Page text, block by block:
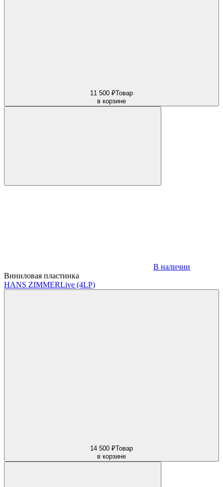
11 500 ₽Товар
в корзине
В наличии
Виниловая пластинка
HANS ZIMMERLive (4LP)
14 500 ₽Товар
в корзине